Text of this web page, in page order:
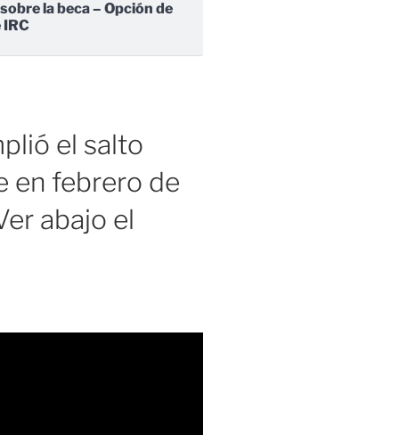
la beca – Opción de
el salto
en febrero de
abajo el